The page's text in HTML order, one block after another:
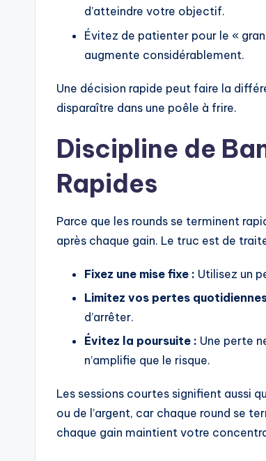
d’atteindre votre objectif.
Évitez de patienter pour le «
augmente considérablement.
Une décision rapide peut faire la
disparaître dans une poêle à frire.
Discipline de
Rapides
Parce que les rounds se terminent
après chaque gain. Le truc est de
Fixez une mise fixe : Utilisez un
Limitez vos pertes
d’arrêter.
Évitez la poursuite : Une perte
n’amplifie que le risque.
Les sessions courtes signifient aussi
ou de l’argent, car chaque round se
chaque gain maintient votre